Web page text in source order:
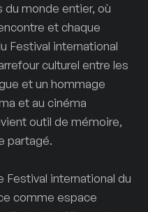
monde entier, où
et chaque
Festival international
culturel entre les
et un hommage
et au cinéma
outil de mémoire,
partagé.
Festival international du
comme espace